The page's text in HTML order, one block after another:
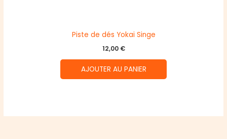
Piste de dés Yokai Singe
12,00 €
AJOUTER AU PANIER